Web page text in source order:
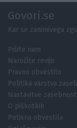
Govori.se
Kar se zanimivega
Pišite nam
Naročite revijo
Pravno obvestilo
Politika varstva
Nastavitve zasebnosti
O piškotkih
Potisna obvestila